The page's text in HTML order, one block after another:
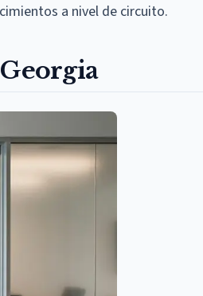
a nivel de circuito.